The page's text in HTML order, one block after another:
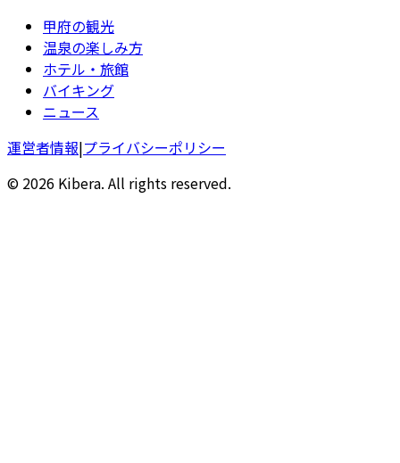
甲府の観光
温泉の楽しみ方
ホテル・旅館
バイキング
ニュース
運営者情報|プライバシーポリシー
© 2026 Kibera. All rights reserved.